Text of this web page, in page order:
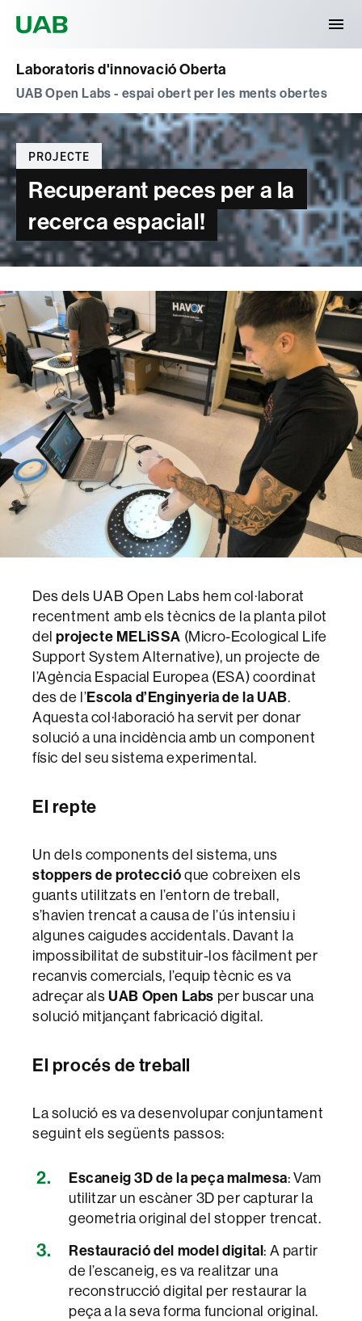
Laboratoris d'innovació Oberta
UAB Open Labs - espai obert per les ments obertes
Categories
PROJECTE
Recuperant peces per a la
recerca espacial!
Des dels UAB Open Labs hem col·laborat
recentment amb els tècnics de la planta pilot
delprojecte MELiSSA (Micro-Ecological Life
Support System Alternative), un projecte de
l’Agència Espacial Europea (ESA) coordinat
des de l’Escola d’Enginyeria de la UAB.
Aquesta col·laboració ha servit per donar
solució a una incidència amb un component
físic del seu sistema experimental.
El repte
Un dels components del sistema, uns
stoppers de proteccióque cobreixen els
guants utilitzats en l’entorn de treball,
s’havien trencat a causa de l’ús intensiu i
algunes caigudes accidentals. Davant la
impossibilitat de substituir-los fàcilment per
recanvis comercials, l’equip tècnic es va
adreçar alsUAB Open Labs per buscar una
solució mitjançant fabricació digital.
El procés de treball
La solució es va desenvolupar conjuntament
seguint els següents passos:
Escaneig 3D de la peça malmesa: Vam
utilitzar un escàner 3D per capturar la
geometria original del stopper trencat.
Restauració del model digital: A partir
de l’escaneig, es va realitzar una
reconstrucció digital per restaurar la
peça a la seva forma funcional original.